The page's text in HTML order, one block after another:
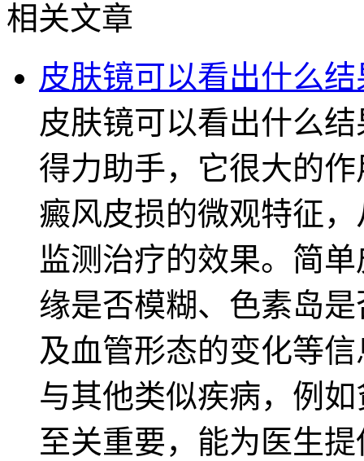
相关文章
皮肤镜可以看出什么
皮肤镜可以看出什么
得力助手，它很大的
癜风皮损的微观特征
监测治疗的效果。简
缘是否模糊、色素岛
及血管形态的变化等
与其他类似疾病，例
至关重要，能为医生